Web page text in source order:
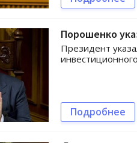
Порошенко
Президент
Подробнее